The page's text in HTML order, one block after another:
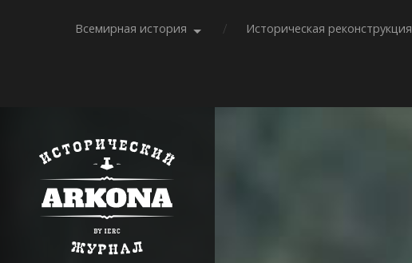
Всемирная история Историческая реконструкция